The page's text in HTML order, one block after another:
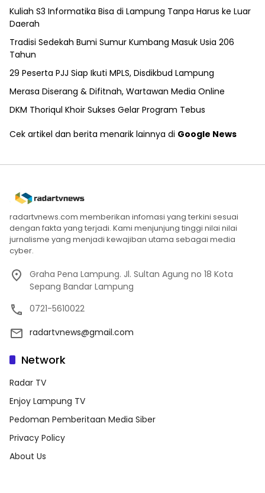
Kuliah S3 Informatika Bisa di Lampung Tanpa Harus ke Luar
Daerah
Tradisi Sedekah Bumi Sumur Kumbang Masuk Usia 206
Tahun
29 Peserta PJJ Siap Ikuti MPLS, Disdikbud Lampung
Merasa Diserang & Difitnah, Wartawan Media Online
DKM Thoriqul Khoir Sukses Gelar Program Tebus
Cek artikel dan berita menarik lainnya di Google News
radartvnews.com memberikan infomasi yang terkini sesuai
dengan fakta yang terjadi. Kami menjunjung tinggi nilai nilai
jurnalisme yang menjadi kewajiban utama sebagai media
cyber.
Graha Pena Lampung. Jl. Sultan Agung no 18 Kota
Sepang Bandar Lampung
0721-5610022
radartvnews@gmail.com
Network
Radar TV
Enjoy Lampung TV
Pedoman Pemberitaan Media Siber
Privacy Policy
About Us